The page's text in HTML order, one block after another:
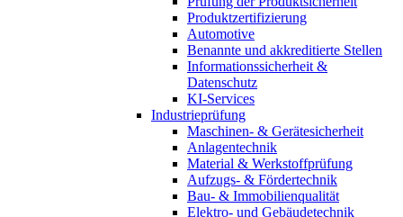
Produktzertifizierung
Automotive
Benannte und akkreditierte Stellen
Informationssicherheit &
Datenschutz
KI-Services
Industrieprüfung
Maschinen- & Gerätesicherheit
Anlagentechnik
Material & Werkstoffprüfung
Aufzugs- & Fördertechnik
Bau- & Immobilienqualität
Elektro- und Gebäudetechnik